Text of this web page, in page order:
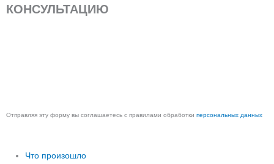
КОНСУЛЬТАЦИЮ
Отправляя эту форму вы соглашаетесь с правилами обработки персональных данных
Что произошло